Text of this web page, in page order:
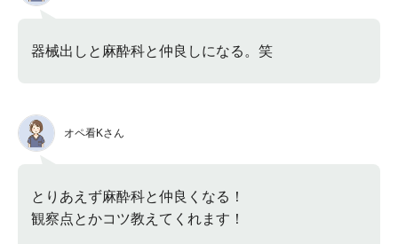
器械出しと麻酔科と仲良しになる。笑
オペ看Kさん
とりあえず麻酔科と仲良くなる！
観察点とかコツ教えてくれます！